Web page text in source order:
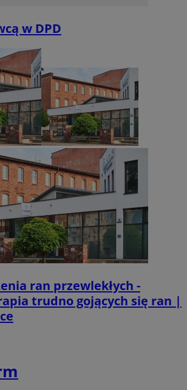
w DPD
ran przewlekłych -
trudno gojących się ran |